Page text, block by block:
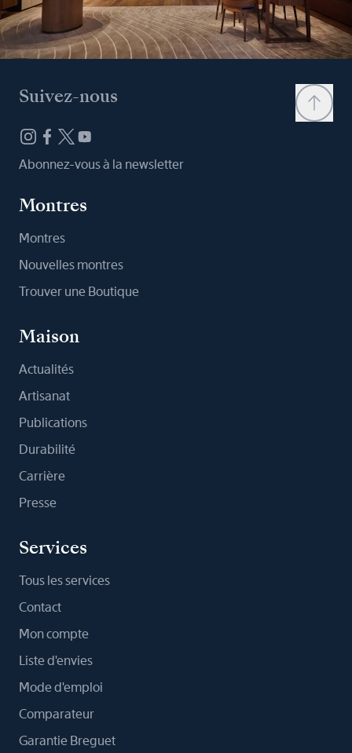
Suivez-nous
Abonnez-vous à la newsletter
Montres
Montres
Nouvelles montres
Trouver une Boutique
Maison
Actualités
Artisanat
Publications
Durabilité
Carrière
Presse
Services
Tous les services
Contact
Mon compte
Liste d'envies
Mode d'emploi
Comparateur
Garantie Breguet